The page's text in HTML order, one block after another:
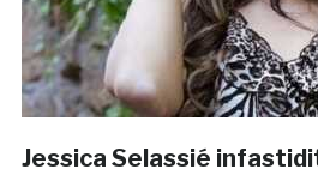
Jessica Selassié